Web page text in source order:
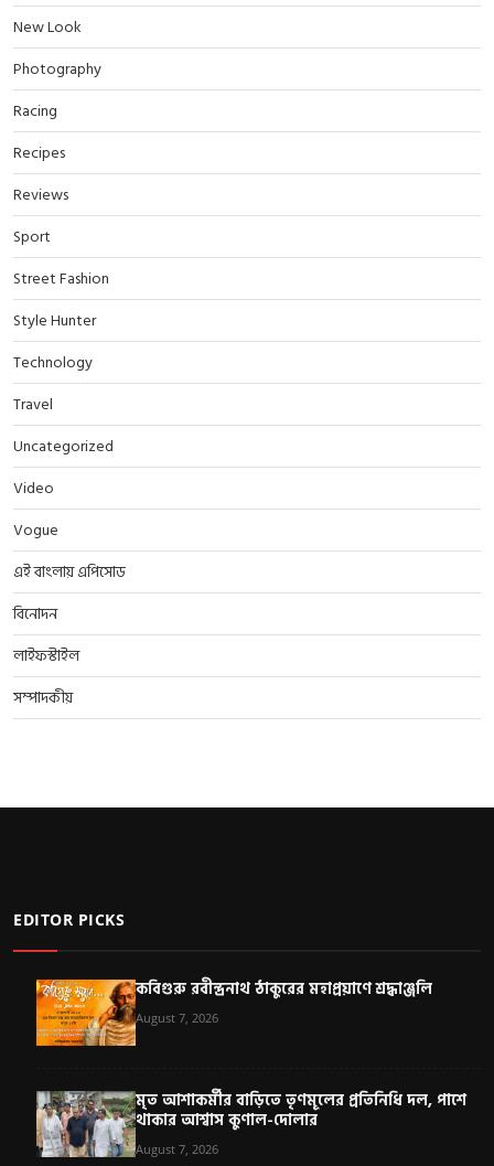
New Look
Photography
Racing
Recipes
Reviews
Sport
Street Fashion
Style Hunter
Technology
Travel
Uncategorized
Video
Vogue
এই বাংলায় এপিসোড
বিনোদন
লাইফস্টাইল
সম্পাদকীয়
EDITOR PICKS
কবিগুরু রবীন্দ্রনাথ ঠাকুরের মহাপ্রয়াণে শ্রদ্ধাঞ্জলি
August 7, 2026
মৃত আশাকর্মীর বাড়িতে তৃণমূলের প্রতিনিধি দল, পাশে
থাকার আশ্বাস কুণাল-দোলার
August 7, 2026